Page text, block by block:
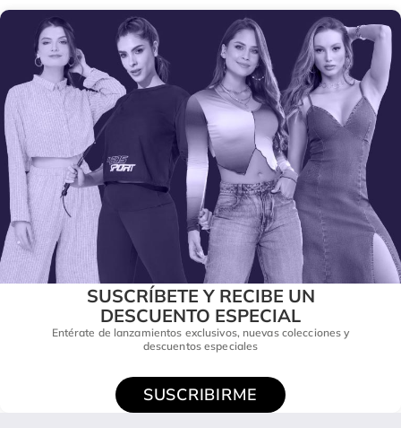
SUSCRÍBETE Y RECIBE UN
DESCUENTO ESPECIAL
Entérate de lanzamientos exclusivos, nuevas colecciones y
descuentos especiales
SUSCRIBIRME